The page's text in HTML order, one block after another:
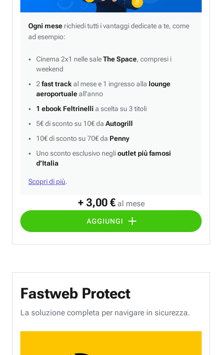
+ 3,00 € al mese
AGGIUNGI
Ogni mese richiedi tutti i vantaggi dedicate a te, come
ad esempio:
Cinema 2x1 nelle saleThe Space, compresi i
weekend
2 fast track al mese e 1 ingresso alla lounge
aeroportualeall’anno
1 ebook Feltrinelli a scelta su 3 titoli
5€ di sconto su 10€ da Autogrill
10€ di sconto su 70€ da Penny
Uno sconto esclusivo neglioutlet più famosi
d’Italia
Scopri di più.
Fastweb Protect
La soluzione completa per navigare in sicurezza.